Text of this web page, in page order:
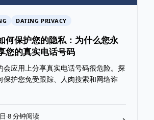
DATING PRIVACY
何保护您的隐私：为什么您永
您的真实电话号码
会应用上分享真实电话号码很危险。探
保护您免受跟踪、人肉搜索和网络诈
·8 分钟阅读